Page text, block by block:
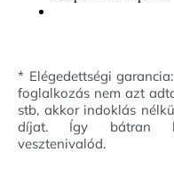
* Elégedettségi
foglalkozás nem azt
stb, akkor indoklás
díjat. Így bátran
vesztenivalód.